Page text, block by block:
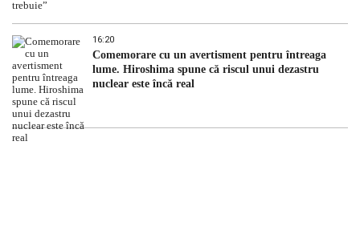
16:20
Comemorare cu un avertisment pentru întreaga
lume. Hiroshima spune că riscul unui dezastru
nuclear este încă real